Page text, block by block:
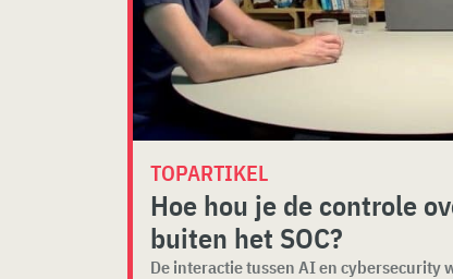
TOPARTIKEL
Hoe hou je de controle
buiten het SOC?
De interactie tussen AI en cybersecurity